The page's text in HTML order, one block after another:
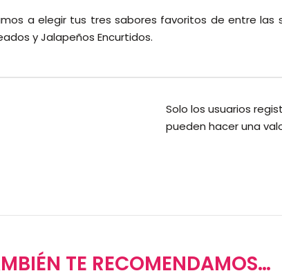
a elegir tus tres sabores favoritos de entre las
y Jalapeños Encurtidos.
Solo los usuarios
pueden hacer una
TE RECOMENDAMOS…